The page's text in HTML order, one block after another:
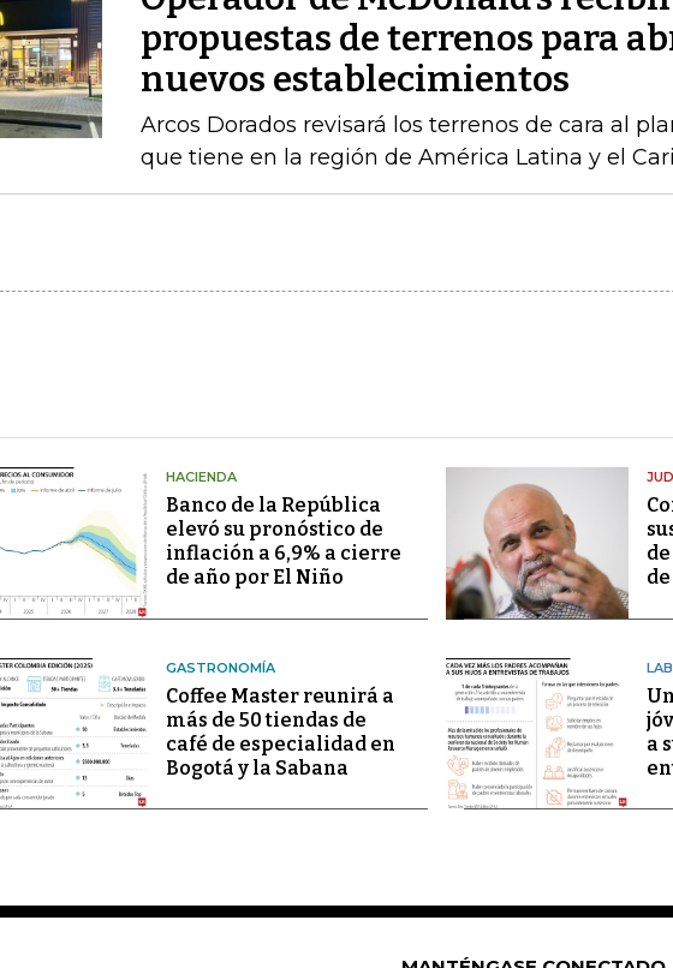
propuestas de terrenos para
nuevos establecimientos
Arcos Dorados revisará los terrenos de cara al
que tiene en la región de América Latina y el
HACIENDA
Banco de la República
elevó su pronóstico de
inflación a 6,9% a cierre
de año por El Niño
GASTRONOMÍA
Coffee Master reunirá a
más de 50 tiendas de
café de especialidad en
Bogotá y la Sabana
a